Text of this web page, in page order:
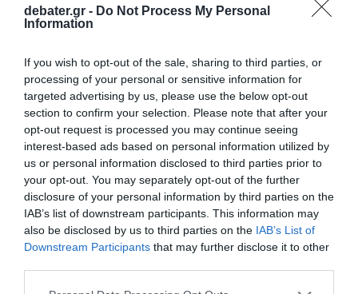
debater.gr - Do Not Process My Personal
Information
If you wish to opt-out of the sale, sharing to third parties, or
processing of your personal or sensitive information for
targeted advertising by us, please use the below opt-out
section to confirm your selection. Please note that after your
opt-out request is processed you may continue seeing
interest-based ads based on personal information utilized by
us or personal information disclosed to third parties prior to
your opt-out. You may separately opt-out of the further
disclosure of your personal information by third parties on the
IAB’s list of downstream participants. This information may
also be disclosed by us to third parties on the IAB’s List of
Downstream Participants that may further disclose it to other
Please note that this website/app uses one or more Google
ΠΟΛΙΤΙΚΗ
έδωσε δικό του όρκο ως δημοτικός
σύμβουλος της Αθήνας – “Εξοργιστικό, λέει
ανοησίες” είπε ο Γεωργιάδης
Στην ορκωμοσία παραβρέθηκε, και ο Τζαβέντ Ασλάμ
στον οποίο έχει ανακληθεί το άσυλο
06.05.2026 - 08:43